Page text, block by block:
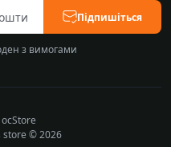
Підпишіться
з вимогами
ocStore
store © 2026